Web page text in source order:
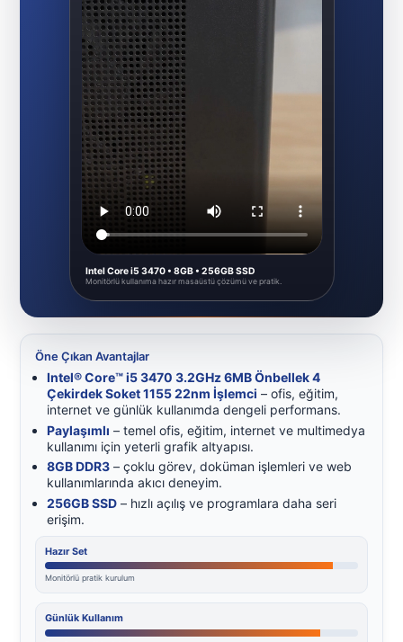
Intel Core i5 3470 • 8GB • 256GB SSD
Monitörlü kullanıma hazır masaüstü çözümü ve pratik.
Öne Çıkan Avantajlar
Intel® Core™ i5 3470 3.2GHz 6MB Önbellek 4
Çekirdek Soket 1155 22nm İşlemci – ofis, eğitim,
internet ve günlük kullanımda dengeli performans.
Paylaşımlı – temel ofis, eğitim, internet ve multimedya
kullanımı için yeterli grafik altyapısı.
8GB DDR3 – çoklu görev, doküman işlemleri ve web
kullanımlarında akıcı deneyim.
256GB SSD – hızlı açılış ve programlara daha seri
erişim.
Hazır Set
Monitörlü pratik kurulum
Günlük Kullanım